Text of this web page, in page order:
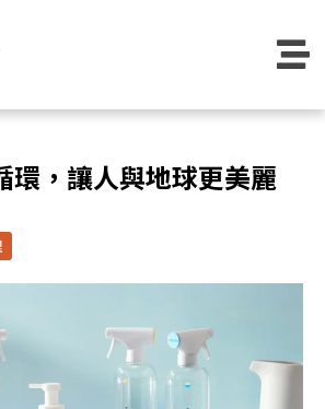
環，讓人與地球更美麗